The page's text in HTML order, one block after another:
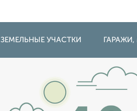
ЗЕМЕЛЬНЫЕ УЧАСТКИ